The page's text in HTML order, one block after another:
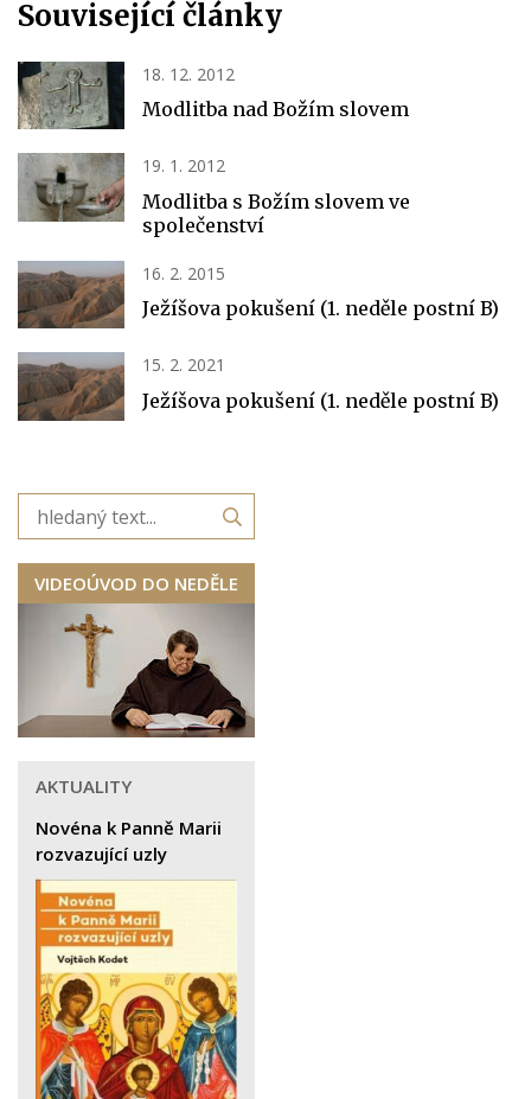
Související články
18. 12. 2012
Modlitba nad Božím slovem
19. 1. 2012
Modlitba s Božím slovem ve
společenství
16. 2. 2015
Ježíšova pokušení (1. neděle postní B)
15. 2. 2021
Ježíšova pokušení (1. neděle postní B)
VIDEOÚVOD DO NEDĚLE
AKTUALITY
Novéna k Panně Marii
rozvazující uzly